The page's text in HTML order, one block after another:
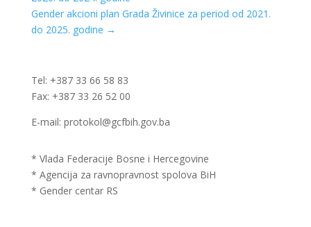
Gender akcioni plan Grada Živinice za period od 2021.
do 2025. godine →
Tel: +387 33 66 58 83
Fax: +387 33 26 52 00
E-mail: protokol@gcfbih.gov.ba
* Vlada Federacije Bosne i Hercegovine
* Agencija za ravnopravnost spolova BiH
* Gender centar RS